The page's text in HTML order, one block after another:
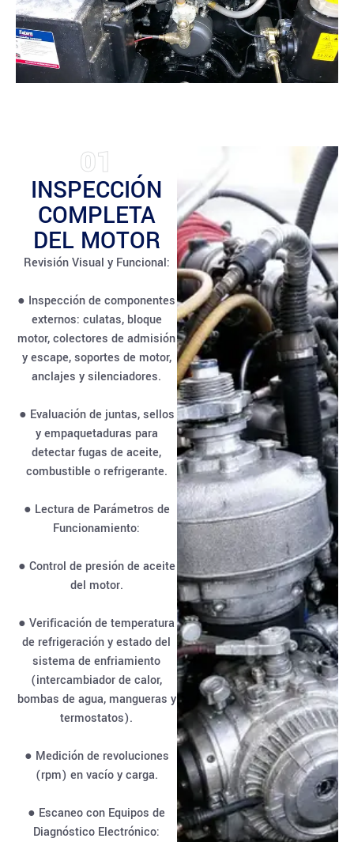
01
INSPECCIÓN
COMPLETA
DEL MOTOR
Revisión Visual y Funcional:
● Inspección de componentes
externos: culatas, bloque
motor, colectores de admisión
y escape, soportes de motor,
anclajes y silenciadores.
● Evaluación de juntas, sellos
y empaquetaduras para
detectar fugas de aceite,
combustible o refrigerante.
● Lectura de Parámetros de
Funcionamiento:
● Control de presión de aceite
del motor.
● Verificación de temperatura
de refrigeración y estado del
sistema de enfriamiento
(intercambiador de calor,
bombas de agua, mangueras y
termostatos).
● Medición de revoluciones
(rpm) en vacío y carga.
● Escaneo con Equipos de
Diagnóstico Electrónico: